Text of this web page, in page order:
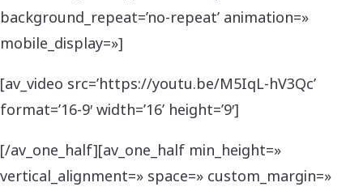
background_repeat=’no-repeat’ animation=»
mobile_display=»]
[av_video src=’https://youtu.be/M5IqL-hV3Qc’
format=’16-9′ width=’16’ height=’9′]
[/av_one_half][av_one_half min_height=»
vertical_alignment=» space=» custom_margin=»